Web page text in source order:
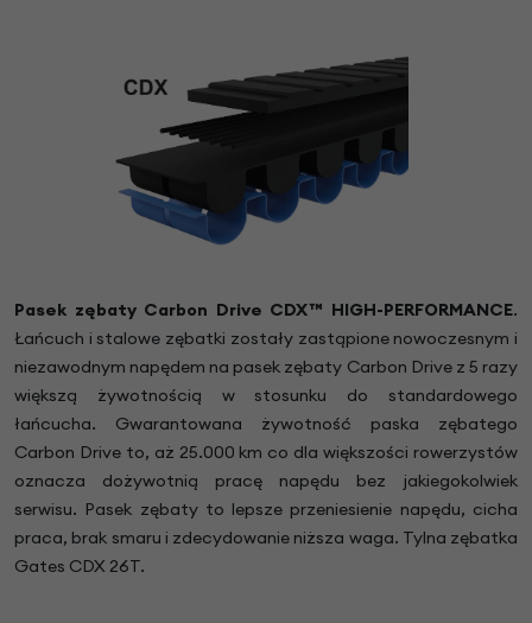
Pasek zębaty Carbon Drive CDX™ HIGH-PERFORMANCE.
Łańcuch i stalowe zębatki zostały zastąpione nowoczesnym i
niezawodnym napędem na pasek zębaty Carbon Drive z 5 razy
większą żywotnością w stosunku do standardowego
łańcucha. Gwarantowana żywotność paska zębatego
Carbon Drive to, aż 25.000 km co dla większości rowerzystów
oznacza dożywotnią pracę napędu bez jakiegokolwiek
serwisu. Pasek zębaty to lepsze przeniesienie napędu, cicha
praca, brak smaru i zdecydowanie niższa waga. Tylna zębatka
Gates CDX 26T.